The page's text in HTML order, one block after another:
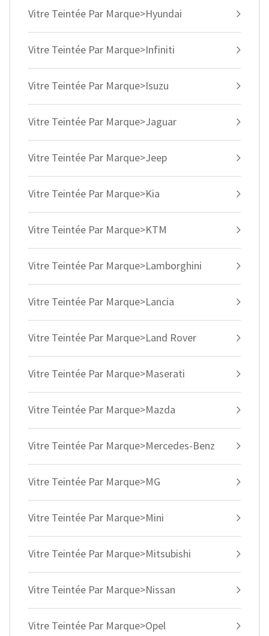
Vitre Teintée Par Marque>Hyundai
Vitre Teintée Par Marque>Infiniti
Vitre Teintée Par Marque>Isuzu
Vitre Teintée Par Marque>Jaguar
Vitre Teintée Par Marque>Jeep
Vitre Teintée Par Marque>Kia
Vitre Teintée Par Marque>KTM
Vitre Teintée Par Marque>Lamborghini
Vitre Teintée Par Marque>Lancia
Vitre Teintée Par Marque>Land Rover
Vitre Teintée Par Marque>Maserati
Vitre Teintée Par Marque>Mazda
Vitre Teintée Par Marque>Mercedes-Benz
Vitre Teintée Par Marque>MG
Vitre Teintée Par Marque>Mini
Vitre Teintée Par Marque>Mitsubishi
Vitre Teintée Par Marque>Nissan
Vitre Teintée Par Marque>Opel